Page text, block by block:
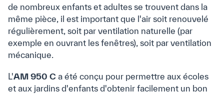
de nombreux enfants et adultes se trouvent dans la
même pièce, il est important que l'air soit renouvelé
régulièrement, soit par ventilation naturelle (par
exemple en ouvrant les fenêtres), soit par ventilation
mécanique.
L'AM 950 C a été conçu pour permettre aux écoles
et aux jardins d'enfants d'obtenir facilement un bon